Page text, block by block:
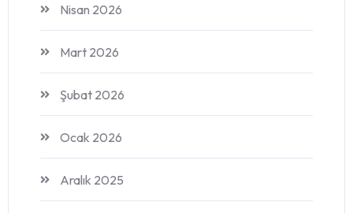
Nisan 2026
Mart 2026
Şubat 2026
Ocak 2026
Aralık 2025